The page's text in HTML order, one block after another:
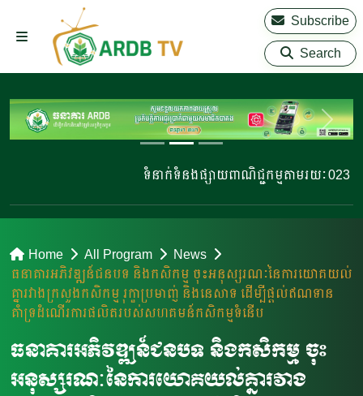
Subscribe
Search
ទំនាក់ទំនងផ្សាយពាណិជ្ជកម្មតាមរយៈ 023 220 810 |
Home All Program
News
ធនាគារអភិវឌ្ឍន៍ជនបទ និងកសិកម្ម ចុះអនុស្សរណៈនៃការយោគយល់
គ្នារវាងក្រសួងកសិកម្ម រុក្ខាប្រមាញ់ និងនេសាទ ដើម្បីផ្តល់ឥណទាន
គាំទ្រដំណើរការផលិតរបស់សហគមន៍កសិកម្មទំនើប
ធនាគារអភិវឌ្ឍន៍ជនបទ និងកសិកម្ម ចុះ
អនុស្សរណៈនៃការយោគយល់គ្នារវាង